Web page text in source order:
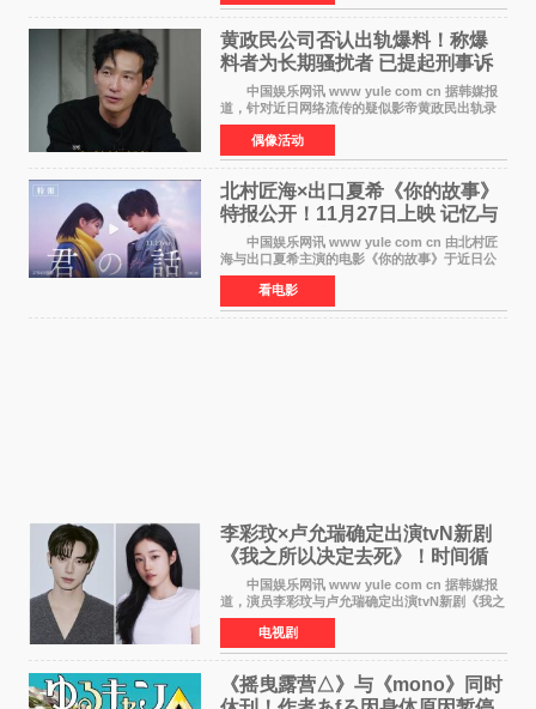
名。该剧改编自结
黄政民公司否认出轨爆料！称爆
料者为长期骚扰者 已提起刑事诉
中国娱乐网讯 www yule com cn 据韩媒报
道，针对近日网络流传的疑似影帝黄政民出轨录
音及短信爆料，黄政民所属经纪公司于今日正式
发表声明，明确否认相关传闻。 公司表示，
爆料者是一名长
偶像活动
北村匠海×出口夏希《你的故事》
特报公开！11月27日上映 记忆与
初恋的奇幻交织
中国娱乐网讯 www yule com cn 由北村匠
海与出口夏希主演的电影《你的故事》于近日公
开特报影像，正式定档11月27日上映。 本片
改编自三秋缒同名小说，编剧由曾执笔《孤独摇
滚！》的吉田惠
看电影
李彩玟×卢允瑞确定出演tvN新剧
《我之所以决定去死》！时间循
环青春爱情来袭
中国娱乐网讯 www yule com cn 据韩媒报
道，演员李彩玟与卢允瑞确定出演tvN新剧《我之
所以决定去死》，分别担任男女主角。该剧预计
将于明年播出，引发观众期待。 本剧改编自
NAVER同名人气
电视剧
《摇曳露营△》与《mono》同时